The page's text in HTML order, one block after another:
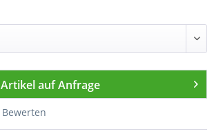
Artikel auf Anfrage
Bewerten